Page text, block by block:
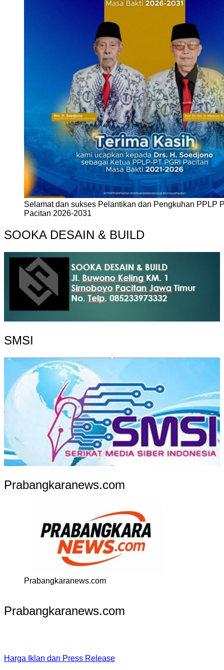
Selamat dan sukses Pelantikan dan Pengkuhan PPLP
Pacitan 2026-2031
SOOKA DESAIN & BUILD
SMSI
Prabangkaranews.com
Prabangkaranews.com
Prabangkaranews.com
Harga Iklan dan Press Release